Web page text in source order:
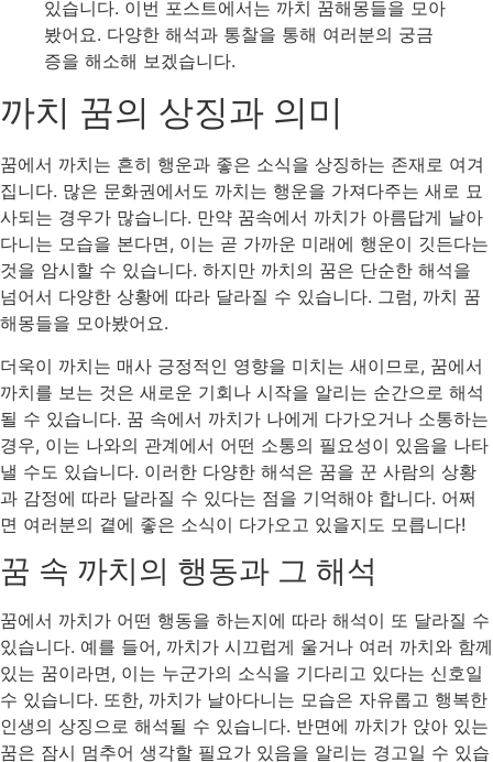
있습니다. 이번 포스트에서는 까치 꿈해몽들을 모아
봤어요. 다양한 해석과 통찰을 통해 여러분의 궁금
증을 해소해 보겠습니다.
까치 꿈의 상징과 의미
꿈에서 까치는 흔히 행운과 좋은 소식을 상징하는 존재로 여겨
집니다. 많은 문화권에서도 까치는 행운을 가져다주는 새로 묘
사되는 경우가 많습니다. 만약 꿈속에서 까치가 아름답게 날아
다니는 모습을 본다면, 이는 곧 가까운 미래에 행운이 깃든다는
것을 암시할 수 있습니다. 하지만 까치의 꿈은 단순한 해석을
넘어서 다양한 상황에 따라 달라질 수 있습니다. 그럼, 까치 꿈
해몽들을 모아봤어요.
더욱이 까치는 매사 긍정적인 영향을 미치는 새이므로, 꿈에서
까치를 보는 것은 새로운 기회나 시작을 알리는 순간으로 해석
될 수 있습니다. 꿈 속에서 까치가 나에게 다가오거나 소통하는
경우, 이는 나와의 관계에서 어떤 소통의 필요성이 있음을 나타
낼 수도 있습니다. 이러한 다양한 해석은 꿈을 꾼 사람의 상황
과 감정에 따라 달라질 수 있다는 점을 기억해야 합니다. 어쩌
면 여러분의 곁에 좋은 소식이 다가오고 있을지도 모릅니다!
꿈 속 까치의 행동과 그 해석
꿈에서 까치가 어떤 행동을 하는지에 따라 해석이 또 달라질 수
있습니다. 예를 들어, 까치가 시끄럽게 울거나 여러 까치와 함께
있는 꿈이라면, 이는 누군가의 소식을 기다리고 있다는 신호일
수 있습니다. 또한, 까치가 날아다니는 모습은 자유롭고 행복한
인생의 상징으로 해석될 수 있습니다. 반면에 까치가 앉아 있는
꿈은 잠시 멈추어 생각할 필요가 있음을 알리는 경고일 수 있습